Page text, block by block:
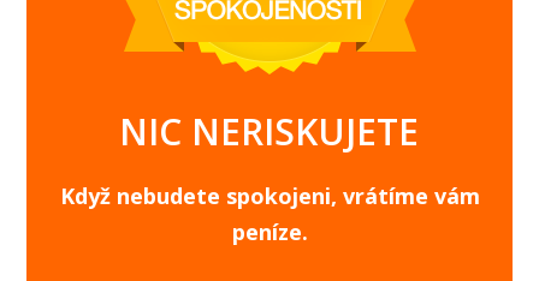
NIC NERISKUJETE
Když nebudete spokojeni, vrátíme vám
peníze.